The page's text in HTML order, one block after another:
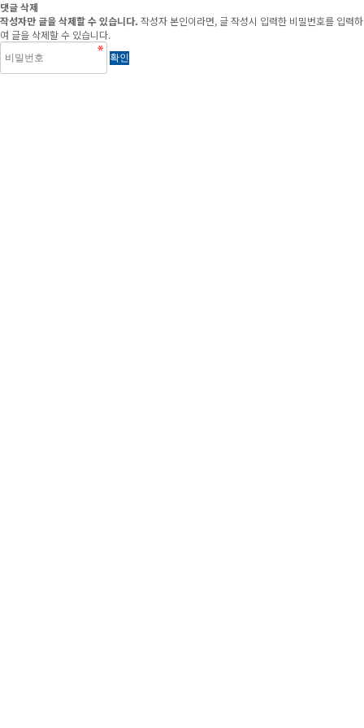
댓글 삭제
작성자만 글을 삭제할 수 있습니다. 작성자 본인이라면, 글 작성시 입력한 비밀번호를 입력하
여 글을 삭제할 수 있습니다.